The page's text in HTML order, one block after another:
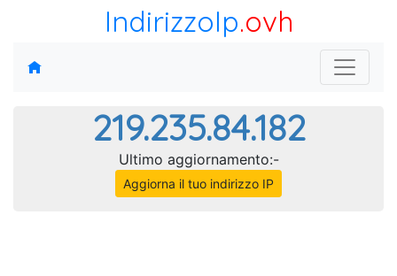
IndirizzoIp.ovh
219.235.84.182
Ultimo aggiornamento:-
Aggiorna il tuo indirizzo IP